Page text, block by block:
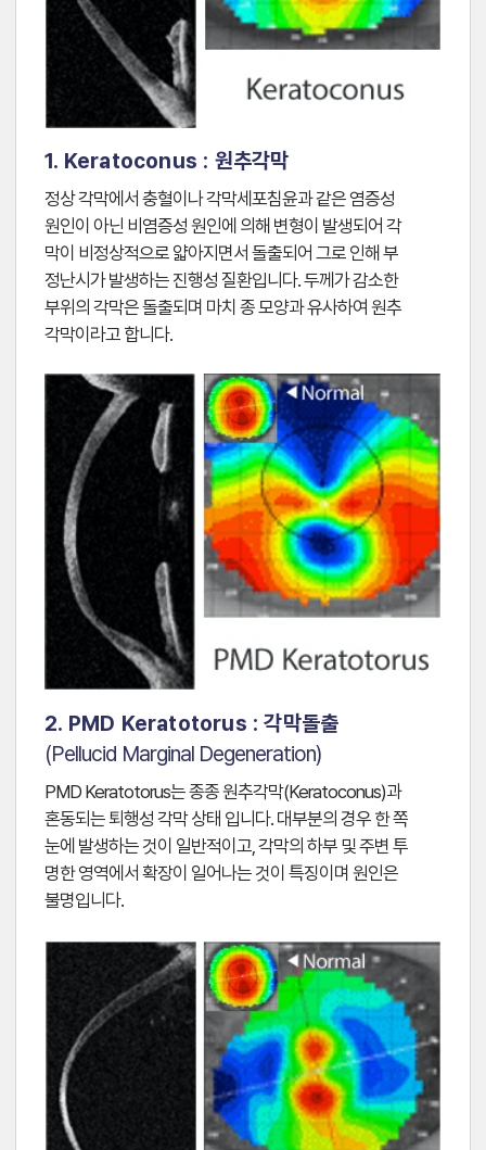
1. Keratoconus : 원추각막
정상 각막에서 충혈이나 각막세포침윤과 같은 염증성
원인이 아닌 비염증성 원인에 의해 변형이 발생되어 각
막이 비정상적으로 얇아지면서 돌출되어 그로 인해 부
정난시가 발생하는 진행성 질환입니다. 두께가 감소한
부위의 각막은 돌출되며 마치 종 모양과 유사하여 원추
각막이라고 합니다.
2. PMD Keratotorus : 각막돌출
(Pellucid Marginal Degeneration)
PMD Keratotorus는 종종 원추각막(Keratoconus)과
혼동되는 퇴행성 각막 상태 입니다. 대부분의 경우 한 쪽
눈에 발생하는 것이 일반적이고, 각막의 하부 및 주변 투
명한 영역에서 확장이 일어나는 것이 특징이며 원인은
불명입니다.